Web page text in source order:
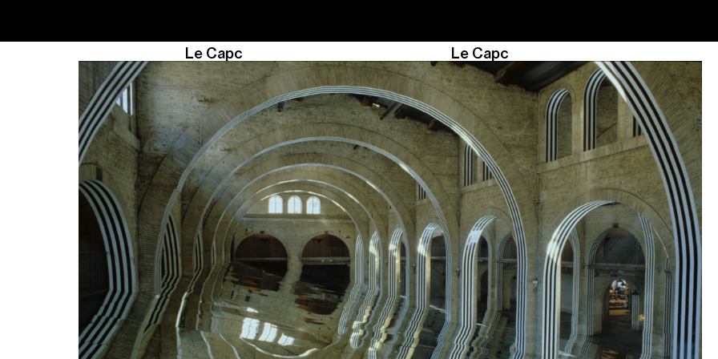
Le Capc Le Capc